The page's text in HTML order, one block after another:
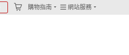
購物指南 網站服務